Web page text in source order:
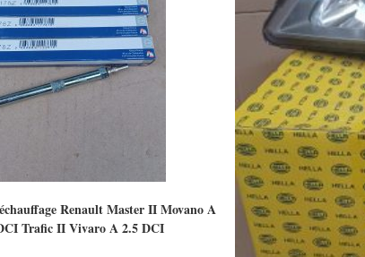
Renault Master II Movano A
Trafic II Vivaro A 2.5 DCI